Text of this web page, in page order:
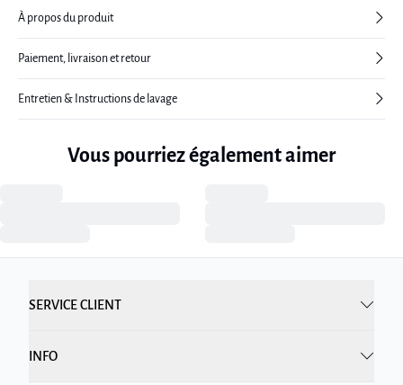
À propos du produit
Paiement, livraison et retour
Entretien & Instructions de lavage
Vous pourriez également aimer
SERVICE CLIENT
INFO